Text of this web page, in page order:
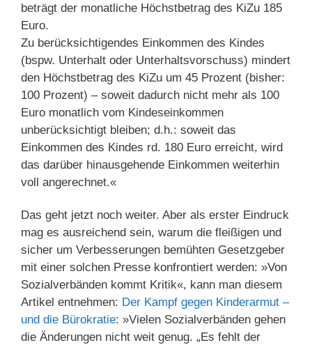
beträgt der monatliche Höchstbetrag des KiZu 185
Euro.
Zu berücksichtigendes Einkommen des Kindes
(bspw. Unterhalt oder Unterhaltsvorschuss) mindert
den Höchstbetrag des KiZu um 45 Prozent (bisher:
100 Prozent) – soweit dadurch nicht mehr als 100
Euro monatlich vom Kindeseinkommen
unberücksichtigt bleiben; d.h.: soweit das
Einkommen des Kindes rd. 180 Euro erreicht, wird
das darüber hinausgehende Einkommen weiterhin
voll angerechnet.«
Das geht jetzt noch weiter. Aber als erster Eindruck
mag es ausreichend sein, warum die fleißigen und
sicher um Verbesserungen bemühten Gesetzgeber
mit einer solchen Presse konfrontiert werden: »Von
Sozialverbänden kommt Kritik«, kann man diesem
Artikel entnehmen: Der Kampf gegen Kinderarmut –
und die Bürokratie: »Vielen Sozialverbänden gehen
die Änderungen nicht weit genug. „Es fehlt der